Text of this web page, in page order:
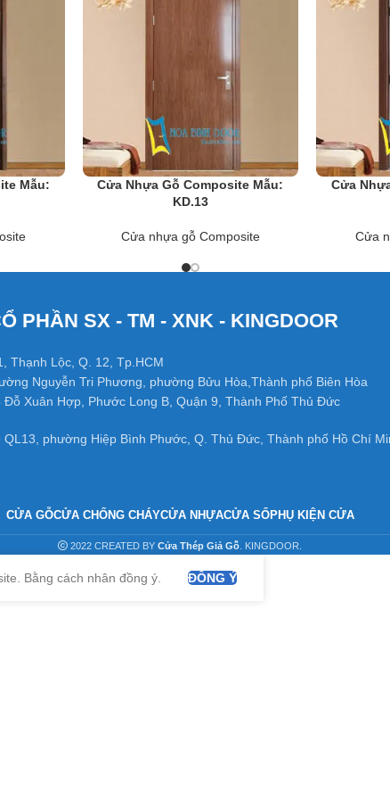
và đang dần phát triển mạnh ở Việt Nam.
Mẫu:
Cửa Nhựa Gỗ Composite Mẫu:
KD.13
Cửa nhựa gỗ Composite
Cửa
Cửa
PHẦN SX - TM - XNK - KINGDOOR
Thạnh Lộc, Q. 12, Tp.HCM
Nguyễn Tri Phương, phường Bửu Hòa,Thành phố Biên Hòa
Xuân Hợp, Phước Long B, Quận 9, Thành Phố Thủ Đức
QL13, phường Hiệp Bình Phước, Q. Thủ Đức, Thành phố Hồ Chí
CỬA GỖCỬA CHỐNG CHÁYCỬA NHỰACỬA SỔPHỤ KIỆN CỬA
2022 CREATED BY Cửa Thép Giả Gỗ . KINGDOOR.
Bằng cách nhân đồng ý. ĐỒNG Ý